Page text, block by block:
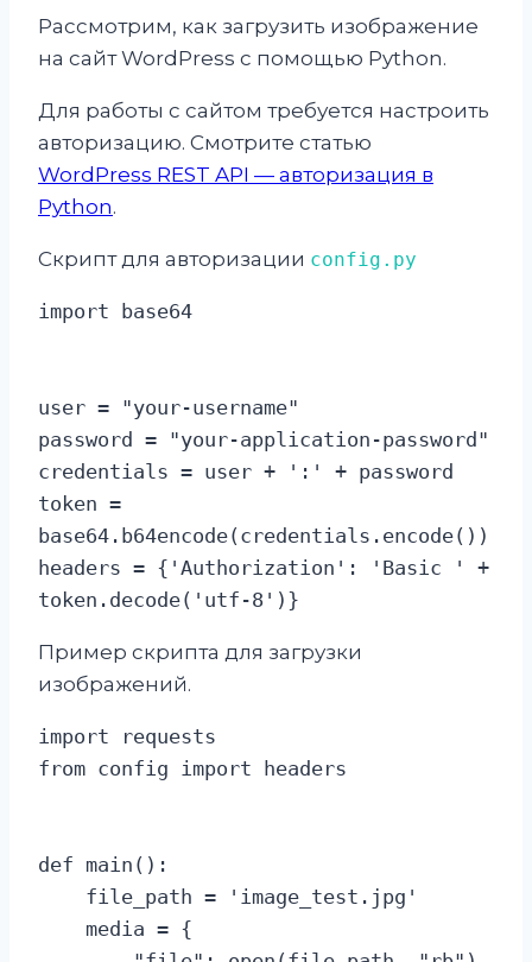
Рассмотрим, как загрузить изображение
на сайт WordPress с помощью Python.
Для работы с сайтом требуется настроить
авторизацию. Смотрите статью
WordPress REST API — авторизация в
Python.
Скрипт для авторизации config.py
import base64
user = "your-username"
password = "your-application-password"
credentials = user + ':' + password
token =
base64.b64encode(credentials.encode())
headers = {'Authorization': 'Basic ' +
token.decode('utf-8')}
Пример скрипта для загрузки
изображений.
import requests
from config import headers
def main():